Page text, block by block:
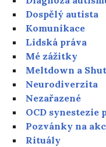
Dospělý autista
Komunikace
Lidská práva
Mé zážitky
Meltdown a
Neurodiverzita
Nezařazené
OCD
Pozvánky na
Rituály